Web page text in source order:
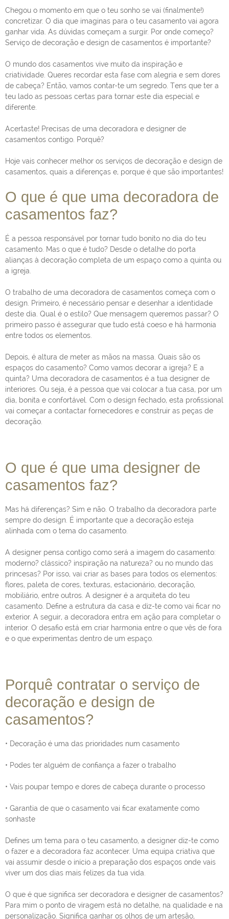
Chegou o momento em que o teu sonho se vai (finalmente!)
concretizar. O dia que imaginas para o teu casamento vai agora
ganhar vida. As dúvidas começam a surgir. Por onde começo?
Serviço de decoração e design de casamentos é importante?
O mundo dos casamentos vive muito da inspiração e
criatividade. Queres recordar esta fase com alegria e sem dores
de cabeça? Então, vamos contar-te um segredo. Tens que ter a
teu lado as pessoas certas para tornar este dia especial e
diferente.
Acertaste! Precisas de uma decoradora e designer de
casamentos contigo. Porquê?
Hoje vais conhecer melhor os serviços de decoração e design de
casamentos, quais a diferenças e, porque é que são importantes!
O que é que uma decoradora de
casamentos faz?
É a pessoa responsável por tornar tudo bonito no dia do teu
casamento. Mas o que é tudo? Desde o detalhe do porta
alianças à decoração completa de um espaço como a quinta ou
a igreja.
O trabalho de uma decoradora de casamentos começa com o
design. Primeiro, é necessário pensar e desenhar a identidade
deste dia. Qual é o estilo? Que mensagem queremos passar? O
primeiro passo é assegurar que tudo está coeso e há harmonia
entre todos os elementos.
Depois, é altura de meter as mãos na massa. Quais são os
espaços do casamento? Como vamos decorar a igreja? E a
quinta? Uma decoradora de casamentos é a tua designer de
interiores. Ou seja, é a pessoa que vai colocar a tua casa, por um
dia, bonita e confortável. Com o design fechado, esta profissional
vai começar a contactar fornecedores e construir as peças de
decoração.
O que é que uma designer de
casamentos faz?
Mas há diferenças? Sim e não. O trabalho da decoradora parte
sempre do design. É importante que a decoração esteja
alinhada com o tema do casamento.
A designer pensa contigo como será a imagem do casamento:
moderno? clássico? inspiração na natureza? ou no mundo das
princesas? Por isso, vai criar as bases para todos os elementos:
flores, paleta de cores, texturas, estacionário, decoração,
mobiliário, entre outros. A designer é a arquiteta do teu
casamento. Define a estrutura da casa e diz-te como vai ficar no
exterior. A seguir, a decoradora entra em ação para completar o
interior. O desafio está em criar harmonia entre o que vês de fora
e o que experimentas dentro de um espaço.
Porquê contratar o serviço de
decoração e design de
casamentos?
• Decoração é uma das prioridades num casamento
• Podes ter alguém de confiança a fazer o trabalho
• Vais poupar tempo e dores de cabeça durante o processo
• Garantia de que o casamento vai ficar exatamente como
sonhaste
Defines um tema para o teu casamento, a designer diz-te como
o fazer e a decoradora faz acontecer. Uma equipa criativa que
vai assumir desde o início a preparação dos espaços onde vais
viver um dos dias mais felizes da tua vida.
O que é que significa ser decoradora e designer de casamentos?
Para mim o ponto de viragem está no detalhe, na qualidade e na
personalização. Significa ganhar os olhos de um artesão,